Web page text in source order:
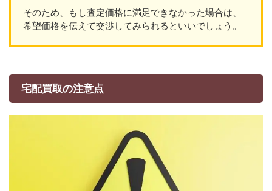
そのため、もし査定価格に満足できなかった場合は、
希望価格を伝えて交渉してみられるといいでしょう。
宅配買取の注意点